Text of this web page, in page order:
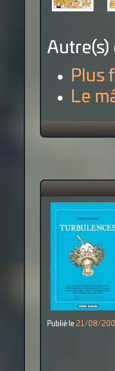
Autre(s)
Plus
Le
Publié le 21/08/